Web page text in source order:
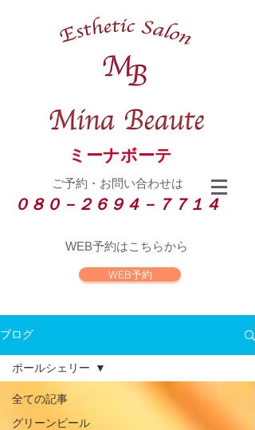
ミーナボーテ
ご予約・お問い合わせは
０８０－２６９４－７７１４
WEB予約
WEB予約はこちらから
ブログ
全ての記事
グリーンピール
ポールシェリー